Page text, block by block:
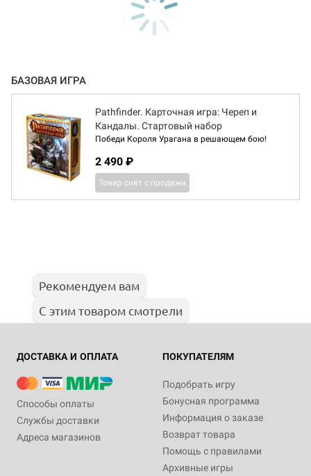
БАЗОВАЯ ИГРА
Pathfinder. Карточная игра: Череп и
Кандалы. Стартовый набор
Победи Короля Урагана в решающем бою!
2 490 ₽
Товар снят с продажи
Рекомендуем вам
С этим товаром смотрели
ДОСТАВКА И ОПЛАТА
Способы оплаты
Службы доставки
Адреса магазинов
ПОКУПАТЕЛЯМ
Подобрать игру
Бонусная программа
Информация о заказе
Возврат товара
Помощь с правилами
Архивные игры